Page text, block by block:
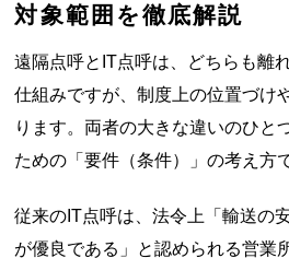
対象範囲を徹底解説
遠隔点呼とIT点呼は、どちらも離
仕組みですが、制度上の位置づけ
ります。両者の大きな違いのひと
ための「要件（条件）」の考え方
従来のIT点呼は、法令上「輸送の
が優良である」と認められる営業